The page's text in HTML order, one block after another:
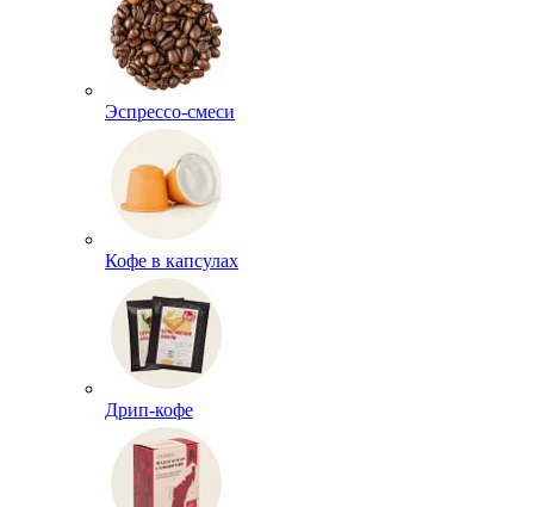
Эспрессо-смеси
Кофе в капсулах
Дрип-кофе